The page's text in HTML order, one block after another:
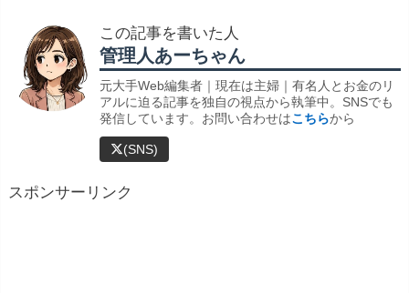
この記事を書いた人
管理人あーちゃん
元大手Web編集者｜現在は主婦｜有名人とお金のリ
アルに迫る記事を独自の視点から執筆中。SNSでも
発信しています。お問い合わせはこちらから
(SNS)
スポンサーリンク